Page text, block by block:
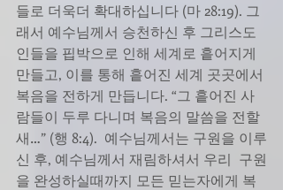
들로 더욱더 확대하십니다 (마 28:19). 그
래서 예수님께서 승천하신 후 그리스도
인들을 핍박으로 인해 세계로 흩어지게
만들고, 이를 통해 흩어진 세계 곳곳에서
복음을 전하게 만듭니다. “그 흩어진 사
람들이 두루 다니며 복음의 말씀을 전할
새…” (행 8:4).  예수님께서는 구원을 이루
신 후, 예수님께서 재림하셔서 우리  구원
을 완성하실때까지 모든 믿는자에게 복